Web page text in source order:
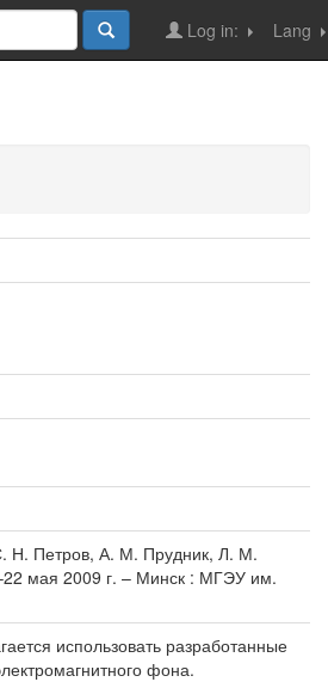
Lang
Log in:
Н. Петров, А. М. Прудник, Л. М.
мая 2009 г. – Минск : МГЭУ им.
использовать разработанные
фона.